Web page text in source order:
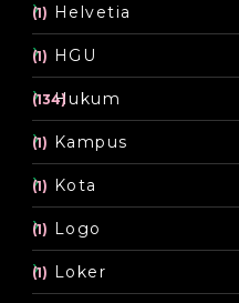
Helvetia
(1)
HGU
(1)
Hukum
(134)
Kampus
(1)
Kota
(1)
Logo
(1)
Loker
(1)